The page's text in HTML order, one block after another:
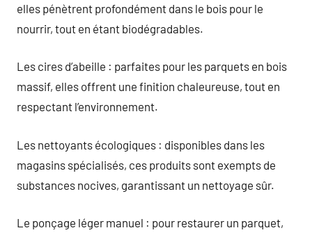
elles pénètrent profondément dans le bois pour le
nourrir, tout en étant biodégradables.
Les cires d’abeille : parfaites pour les parquets en bois
massif, elles offrent une finition chaleureuse, tout en
respectant l’environnement.
Les nettoyants écologiques : disponibles dans les
magasins spécialisés, ces produits sont exempts de
substances nocives, garantissant un nettoyage sûr.
Le ponçage léger manuel : pour restaurer un parquet,